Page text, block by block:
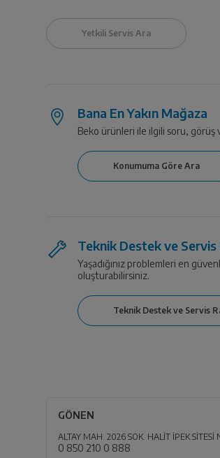
Bana En Yakın Mağaza
Beko ürünleri ile ilgili soru, görüş
Teknik Destek ve
Yaşadığınız problemleri en
oluşturabilirsiniz.
GÖNEN
ALTAY MAH. 2026 SOK. HALİT İPEK SİTESİ
0 850 210 0 888